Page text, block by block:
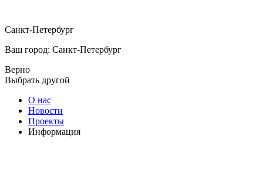
Санкт-Петербург
Ваш город: Санкт-Петербург
Верно
Выбрать другой
О нас
Новости
Проекты
Информация